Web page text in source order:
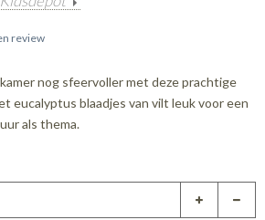
review
nog sfeervoller met deze prachtige
eucalyptus blaadjes van vilt leuk voor een
als thema.